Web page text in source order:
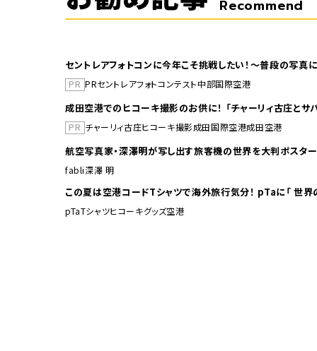
Recommend
セントレアフォトコンに今年こそ挑戦したい！～普段の写真
PR PRセントレアフォトコンテスト中部国際空港
成田空港でのヒコーキ撮影のお供に！ 「チャーリィ古庄と
PR チャーリィ古庄ヒコーキ撮影成田国際空港成田空港
航空写真家・深澤明が写し出す旅客機の世界を大判ポスター
fabli深澤 明
この夏は空港コードTシ
pTaTシャツヒコーキグッズ空港